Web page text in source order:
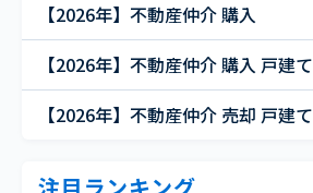
【2026年】不動産仲介 購入
【2026年】不動産仲介 購入 戸建て
【2026年】不動産仲介 売却 戸建て